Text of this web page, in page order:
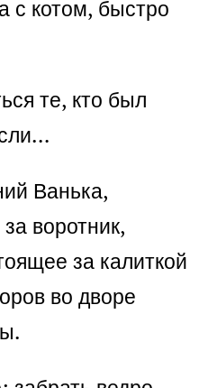
с котом, быстро
те, кто был
Ванька,
воротник,
за калиткой
во дворе